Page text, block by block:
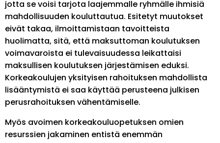
jotta se voisi tarjota laajemmalle ryhmälle ihmisiä
mahdollisuuden kouluttautua. Esitetyt muutokset
eivät takaa, ilmoittamistaan tavoitteista
huolimatta, sitä, että maksuttoman koulutuksen
voimavaroista ei tulevaisuudessa leikattaisi
maksullisen koulutuksen järjestämisen eduksi.
Korkeakoulujen yksityisen rahoituksen mahdollista
lisääntymistä ei saa käyttää perusteena julkisen
perusrahoituksen vähentämiselle.
Myös avoimen korkeakouluopetuksen omien
resurssien jakaminen entistä enemmän